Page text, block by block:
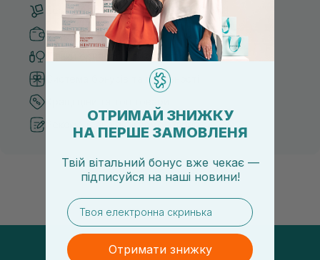
Безкоштовна доставка від 3000 UAH
Безпечні способи оплати
Тільки оригінальна косметика
Система бонусів та лояльності
Рекомендації від косметологів
ОТРИМАЙ ЗНИЖКУ
НА ПЕРШЕ ЗАМОВЛЕНЯ
Твій вітальний бонус вже чекає —
підписуйся на наші новини!
email
Отримати знижку